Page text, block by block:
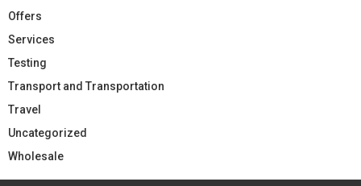
Offers
Services
Testing
Transport and Transportation
Travel
Uncategorized
Wholesale